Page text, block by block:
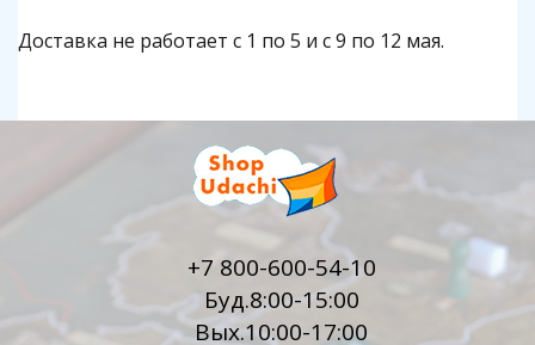
Доставка не работает с 1 по 5 и с 9 по 12 мая.
+7 800-600-54-10
Буд.8:00-15:00
Вых.10:00-17:00